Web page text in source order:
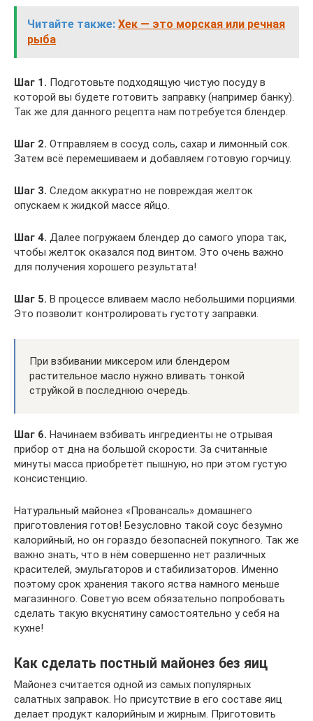
Читайте также: Хек — это морская или речная
рыба
Шаг 1. Подготовьте подходящую чистую посуду в
которой вы будете готовить заправку (например банку).
Так же для данного рецепта нам потребуется блендер.
Шаг 2. Отправляем в сосуд соль, сахар и лимонный сок.
Затем всё перемешиваем и добавляем готовую горчицу.
Шаг 3. Следом аккуратно не повреждая желток
опускаем к жидкой массе яйцо.
Шаг 4. Далее погружаем блендер до самого упора так,
чтобы желток оказался под винтом. Это очень важно
для получения хорошего результата!
Шаг 5. В процессе вливаем масло небольшими порциями.
Это позволит контролировать густоту заправки.
При взбивании миксером или блендером
растительное масло нужно вливать тонкой
струйкой в последнюю очередь.
Шаг 6. Начинаем взбивать ингредиенты не отрывая
прибор от дна на большой скорости. За считанные
минуты масса приобретёт пышную, но при этом густую
консистенцию.
Натуральный майонез «Провансаль» домашнего
приготовления готов! Безусловно такой соус безумно
калорийный, но он гораздо безопасней покупного. Так же
важно знать, что в нём совершенно нет различных
красителей, эмульгаторов и стабилизаторов. Именно
поэтому срок хранения такого яства намного меньше
магазинного. Советую всем обязательно попробовать
сделать такую вкуснятину самостоятельно у себя на
кухне!
Как сделать постный майонез без яиц
Майонез считается одной из самых популярных
салатных заправок. Но присутствие в его составе яиц
делает продукт калорийным и жирным. Приготовить